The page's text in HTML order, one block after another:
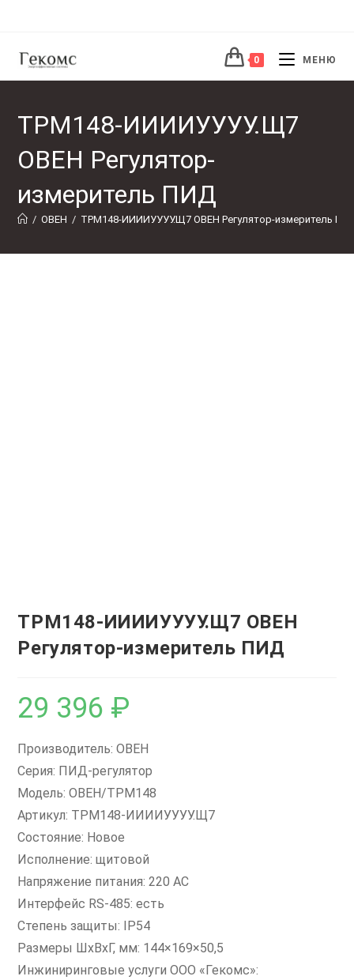
0 МЕНЮ
ТРМ148-ИИИИУУУУ.Щ7
ОВЕН Регулятор-
измеритель ПИД
/ ОВЕН / ТРМ148-ИИИИУУУУ.Щ7 ОВЕН Регулятор-измеритель
ТРМ148-ИИИИУУУУ.Щ7 ОВЕН
Регулятор-измеритель ПИД
29 396 ₽
Производитель: ОВЕН
Серия: ПИД-регулятор
Модель: ОВЕН/ТРМ148
Артикул: ТРМ148-ИИИИУУУУ.Щ7
Состояние: Новое
Исполнение: щитовой
Напряжение питания: 220 AC
Интерфейс RS-485: есть
Степень защиты: IP54
Размеры ШxВxГ, мм: 144×169×50,5
Инжиниринговые услуги ООО «Гекомс»: